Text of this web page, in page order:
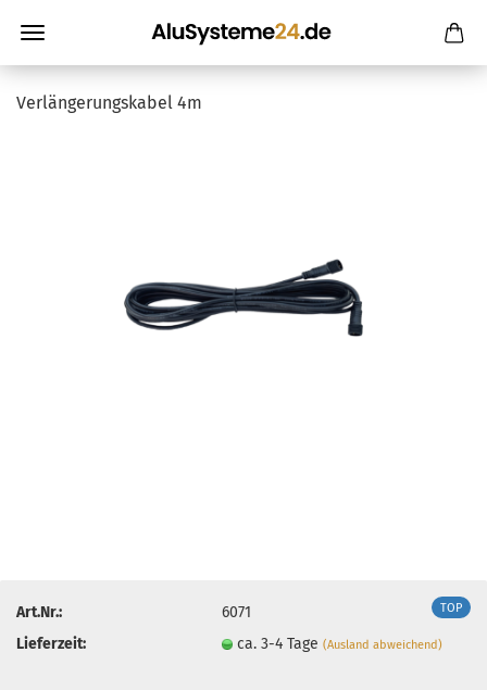
Ver­län­ge­rungs­ka­bel 4m
TOP
Art.Nr.:
6071
Lieferzeit:
ca. 3-4 Tage(Ausland abweichend)